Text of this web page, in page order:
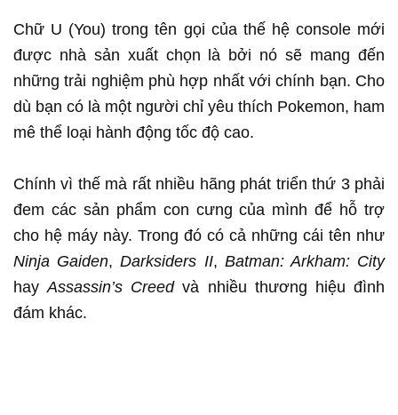
Chữ U (You) trong tên gọi của thế hệ console mới
được nhà sản xuất chọn là bởi nó sẽ mang đến
những trải nghiệm phù hợp nhất với chính bạn. Cho
dù bạn có là một người chỉ yêu thích Pokemon, ham
mê thể loại hành động tốc độ cao.
Chính vì thế mà rất nhiều hãng phát triển thứ 3 phải
đem các sản phẩm con cưng của mình để hỗ trợ
cho hệ máy này. Trong đó có cả những cái tên như
Ninja Gaiden,Darksiders II, Batman: Arkham: City
hayAssassin’s Creedvà nhiều thương hiệu đình
đám khác.